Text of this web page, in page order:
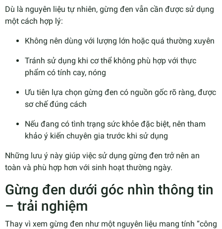
Dù là nguyên liệu tự nhiên, gừng đen vẫn cần được sử dụng
một cách hợp lý:
Không nên dùng với lượng lớn hoặc quá thường xuyên
Tránh sử dụng khi cơ thể không phù hợp với thực
phẩm có tính cay, nóng
Ưu tiên lựa chọn gừng đen có nguồn gốc rõ ràng, được
sơ chế đúng cách
Nếu đang có tình trạng sức khỏe đặc biệt, nên tham
khảo ý kiến chuyên gia trước khi sử dụng
Những lưu ý này giúp việc sử dụng gừng đen trở nên an
toàn và phù hợp hơn với sinh hoạt thường ngày.
Gừng đen dưới góc nhìn thông tin
– trải nghiệm
Thay vì xem gừng đen như một nguyên liệu mang tính “công